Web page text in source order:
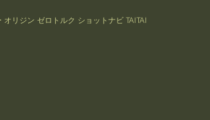
リジン ゼロトルク ショットナビ TAITAI